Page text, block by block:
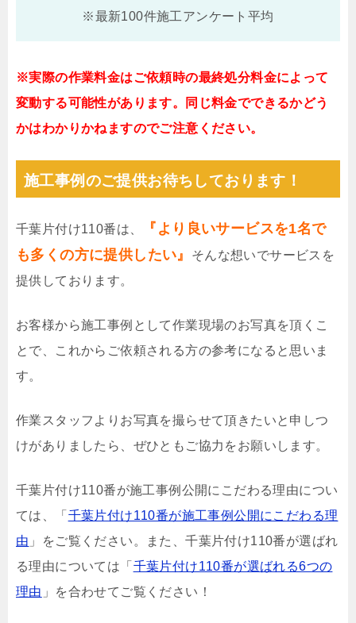
※最新100件施工アンケート平均
※実際の作業料金はご依頼時の最終処分料金によって
変動する可能性があります。同じ料金でできるかどう
かはわかりかねますのでご注意ください。
施工事例のご提供お待ちしております！
千葉片付け110番は、
『より良いサービスを1名で
も多くの方に提供したい』
そんな想いでサービスを
提供しております。
お客様から施工事例として作業現場のお写真を頂くこ
とで、これからご依頼される方の参考になると思いま
す。
作業スタッフよりお写真を撮らせて頂きたいと申しつ
けがありましたら、ぜひともご協力をお願いします。
千葉片付け110番が施工事例公開にこだわる理由につい
ては、「 千葉片付け110番が施工事例公開にこだわる理
由 」をご覧ください。また、千葉片付け110番が選ばれ
る理由については「 千葉片付け110番が選ばれる6つの
理由 」を合わせてご覧ください！